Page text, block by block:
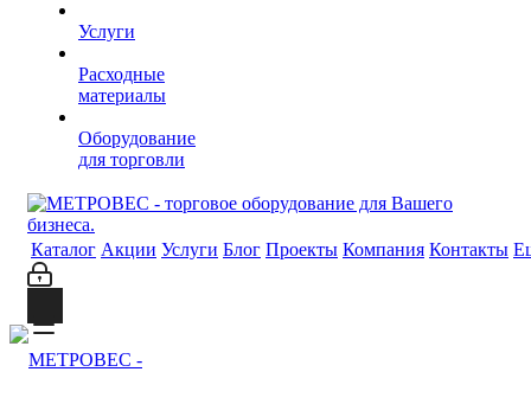
Услуги
Расходные
материалы
Оборудование
для торговли
Каталог Акции Услуги Блог Проекты Компания Контакты